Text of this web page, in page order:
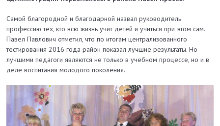
Самой благородной и благодарной назвал руководитель
профессию тех, кто всю жизнь учит детей и учиться при этом сам.
Павел Павлович отметил, что по итогам централизованного
тестирования 2016 года район показал лучшие результаты. Но
лучшими педагоги являются не только в учебном процессе, но и в
деле воспитания молодого поколения.